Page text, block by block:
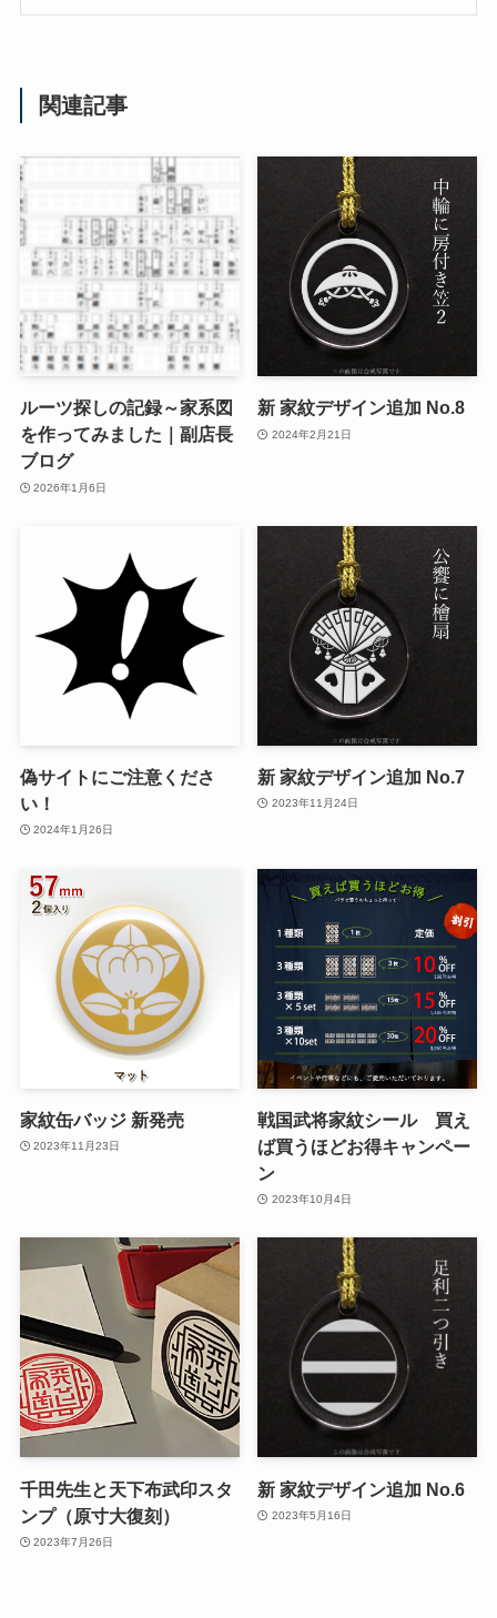
関連記事
ルーツ探しの記録～家系図
を作ってみました｜副店長
ブログ
2026年1月6日
新 家紋デザイン追加 No.8
2024年2月21日
偽サイトにご注意くださ
い！
2024年1月26日
新 家紋デザイン追加 No.7
2023年11月24日
家紋缶バッジ 新発売
2023年11月23日
戦国武将家紋シール 買え
ば買うほどお得キャンペー
ン
2023年10月4日
千田先生と天下布武印スタ
ンプ（原寸大復刻）
2023年7月26日
新 家紋デザイン追加 No.6
2023年5月16日